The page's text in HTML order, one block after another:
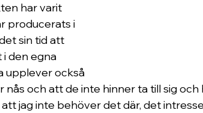
har varit
producerats i
sin tid att
i den egna
upplever också
nås och att de inte hinner ta till sig
jag inte behöver det där, det